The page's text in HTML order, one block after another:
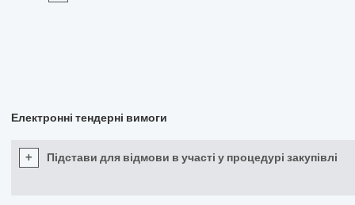
Електронні тендерні вимоги
+ Підстави для відмови в участі у процедурі закупівлі